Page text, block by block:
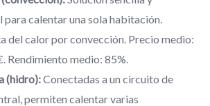
para calentar una sola habitación.
del calor por convección. Precio medio:
Rendimiento medio: 85%.
(hidro):Conectadas a un circuito de
permiten calentar varias